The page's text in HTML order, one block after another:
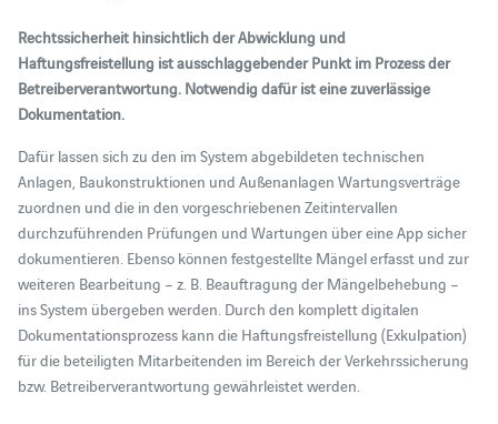
Rechtssicherheit hinsichtlich der Abwicklung und
Haftungsfreistellung ist ausschlaggebender Punkt im Prozess der
Betreiberverantwortung. Notwendig dafür ist eine zuverlässige
Dokumentation.
Dafür lassen sich zu den im System abgebildeten technischen
Anlagen, Baukonstruktionen und Außenanlagen Wartungsverträge
zuordnen und die in den vorgeschriebenen Zeitintervallen
durchzuführenden Prüfungen und Wartungen über eine App sicher
dokumentieren. Ebenso können festgestellte Mängel erfasst und zur
weiteren Bearbeitung – z. B. Beauftragung der Mängelbehebung –
ins System übergeben werden. Durch den komplett digitalen
Dokumentationsprozess kann die Haftungsfreistellung (Exkulpation)
für die beteiligten Mitarbeitenden im Bereich der Verkehrssicherung
bzw. Betreiberverantwortung gewährleistet werden.